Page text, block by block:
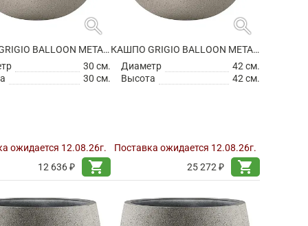
search
КАШПО GRIGIO BALLOON METALLIC CHAMPAGNE
30 см.
30 см.
ожидается 12.08.26г.
12 636 ₽
shopping_cart
search
КАШПО GRIGIO BALLOON METALLIC CHAMPAGNE
Диаметр
42 см.
Высота
42 см.
Поставка ожидается 12.08.26г.
25 272 ₽
shopping_cart